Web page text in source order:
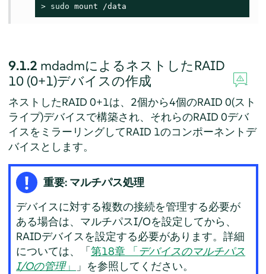
> sudo mount /data
9.1.2 mdadmによるネストしたRAID
10 (0+1)デバイスの作成
ネストしたRAID 0+1は、2個から4個のRAID 0(スト
ライプ)デバイスで構築され、それらのRAID 0デバ
イスをミラーリングしてRAID 1のコンポーネントデ
バイスとします。
重要: マルチパス処理
デバイスに対する複数の接続を管理する必要が
ある場合は、マルチパスI/Oを設定してから、
RAIDデバイスを設定する必要があります。詳細
については、「第18章 「デバイスのマルチパス
I/Oの管理」 」を参照してください。